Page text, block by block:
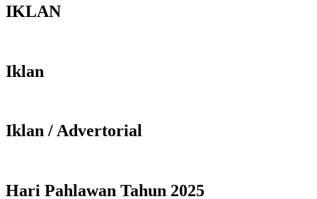
IKLAN
Iklan
Iklan / Advertorial
Hari Pahlawan Tahun 2025